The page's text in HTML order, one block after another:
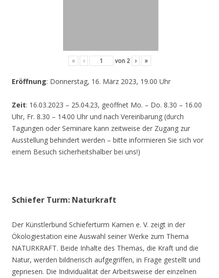
« ‹ von 2 › »
Eröffnung: Donnerstag, 16. März 2023, 19.00 Uhr
Zeit: 16.03.2023 – 25.04.23, geöffnet Mo. – Do. 8.30 – 16.00
Uhr, Fr. 8.30 – 14.00 Uhr und nach Vereinbarung (durch
Tagungen oder Seminare kann zeitweise der Zugang zur
Ausstellung behindert werden – bitte informieren Sie sich vor
einem Besuch sicherheitshalber bei uns!)
Schiefer Turm: Naturkraft
Der Künstlerbund Schieferturm Kamen e. V. zeigt in der
Ökologiestation eine Auswahl seiner Werke zum Thema
NATURKRAFT. Beide Inhalte des Themas, die Kraft und die
Natur, werden bildnerisch aufgegriffen, in Frage gestellt und
gepriesen. Die Individualität der Arbeitsweise der einzelnen